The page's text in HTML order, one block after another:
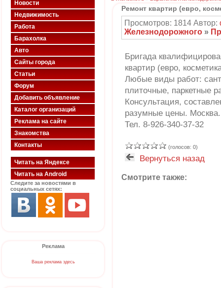
Новости
Недвижимость
Работа
Барахолка
Авто
Сайты города
Статьи
Форум
Добавить объявление
Каталог организаций
Реклама на сайте
Знакомства
Контакты
Читать на Яндексе
Читать на Android
Следите за новостями в
социальных сетях:
Реклама
Ваша реклама здесь
Ремонт квартир (евро,
Просмотров: 1814 Автор:
Железнодорожного »
Бригада
квартир (евро,
Любые виды работ:
плиточные, паркетные
Консультация,
разумные цены.
Тел. 8-926-340-37-32
(голосов: 0)
Вернуться назад
Смотрите также: